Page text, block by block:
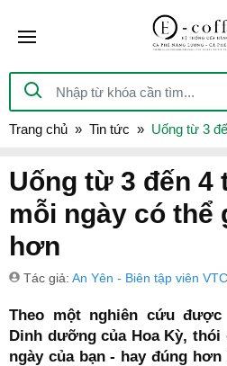
Trang chủ Tin tức Uống từ 3
Uống từ 3 đến 4
mỗi ngày có thể
hơn
Tác giả: An Yên - Biên tập viên
Theo một nghiên cứu
Dinh dưỡng của Hoa Kỳ, thói
ngày của bạn - hay đúng